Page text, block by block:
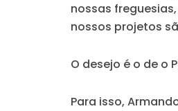
nossas
nossos projetos
O desejo é o de o
Para isso,